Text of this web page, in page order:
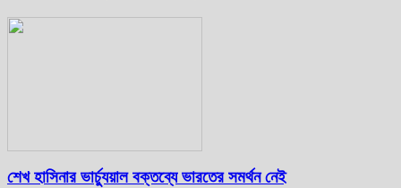
শেখ হাসিনার ভার্চ্যুয়াল বক্তব্যে ভারতের সমর্থন নেই